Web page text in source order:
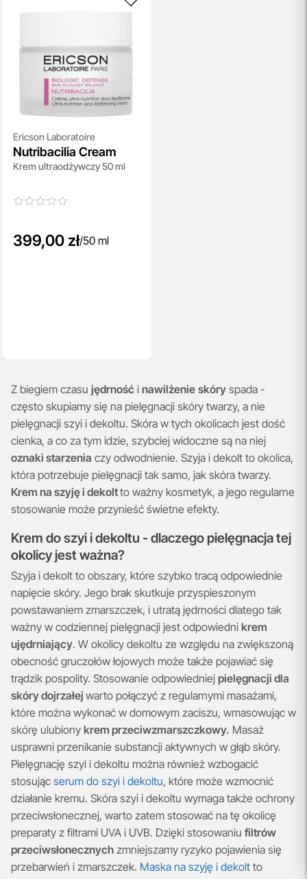
Ericson Laboratoire
Nutribacilia Cream
Krem ultraodżywczy 50 ml
399,00 zł/50 ml
Z biegiem czasu jędrność i nawilżenie skóry spada -
często skupiamy się na pielęgnacji skóry twarzy, a nie
pielęgnacji szyi i dekoltu. Skóra w tych okolicach jest dość
cienka, a co za tym idzie, szybciej widoczne są na niej
oznaki starzenia czy odwodnienie. Szyja i dekolt to okolica,
która potrzebuje pielęgnacji tak samo, jak skóra twarzy.
Krem na szyję i dekoltto ważny kosmetyk, a jego regularne
stosowanie może przynieść świetne efekty.
Krem do szyi i dekoltu - dlaczego pielęgnacja tej
okolicy jest ważna?
Szyja i dekolt to obszary, które szybko tracą odpowiednie
napięcie skóry. Jego brak skutkuje przyspieszonym
powstawaniem zmarszczek, i utratą jędrności dlatego tak
ważny w codziennej pielęgnacji jest odpowiedni krem
ujędrniający. W okolicy dekoltu ze względu na zwiększoną
obecność gruczołów łojowych może także pojawiać się
trądzik pospolity. Stosowanie odpowiedniej pielęgnacji dla
skóry dojrzałej warto połączyć z regularnymi masażami,
które można wykonać w domowym zaciszu, wmasowując w
skórę ulubiony krem przeciwzmarszczkowy. Masaż
usprawni przenikanie substancji aktywnych w głąb skóry.
Pielęgnację szyi i dekoltu można również wzbogacić
stosując serum do szyi i dekoltu, które może wzmocnić
działanie kremu. Skóra szyi i dekoltu wymaga także ochrony
przeciwsłonecznej, warto zatem stosować na tę okolicę
preparaty z filtrami UVA i UVB. Dzięki stosowaniu filtrów
przeciwsłonecznych zmniejszamy ryzyko pojawienia się
przebarwień i zmarszczek. Maska na szyję i dekolt to